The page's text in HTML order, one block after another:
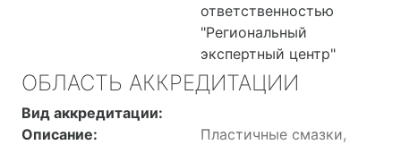
ответственностью
"Региональный
экспертный центр"
ОБЛАСТЬ АККРЕДИТАЦИИ
Вид аккредитации:
Описание:
Пластичные смазки,